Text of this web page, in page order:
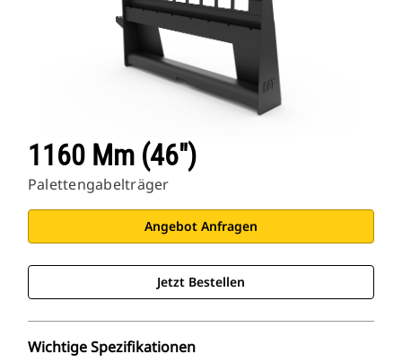
1160 Mm (46")
Palettengabelträger
Angebot Anfragen
Jetzt Bestellen
Wichtige Spezifikationen